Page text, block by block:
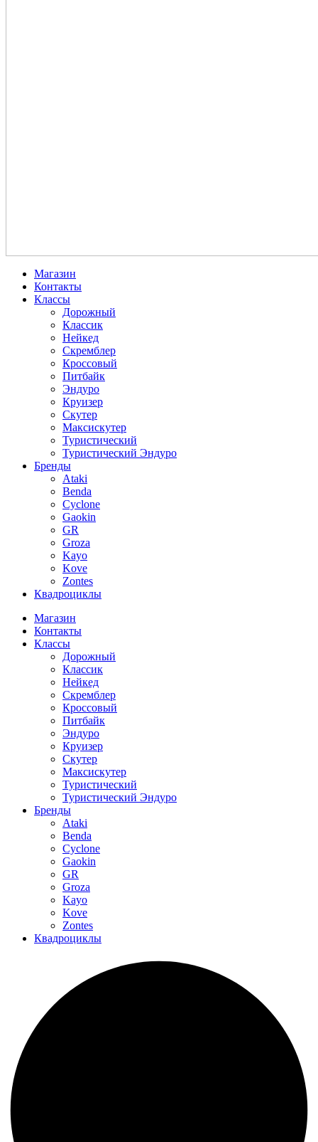
Магазин
Контакты
Классы
Дорожный
Классик
Нейкед
Скремблер
Кроссовый
Питбайк
Эндуро
Круизер
Скутер
Максискутер
Туристический
Туристический Эндуро
Бренды
Ataki
Benda
Cyclone
Gaokin
GR
Groza
Kayo
Kove
Zontes
Квадроциклы
Магазин
Контакты
Классы
Дорожный
Классик
Нейкед
Скремблер
Кроссовый
Питбайк
Эндуро
Круизер
Скутер
Максискутер
Туристический
Туристический Эндуро
Бренды
Ataki
Benda
Cyclone
Gaokin
GR
Groza
Kayo
Kove
Zontes
Квадроциклы